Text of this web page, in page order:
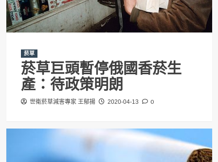
菸草
菸草巨頭暫停俄國香菸生
產：待政策明朗
世衛菸草減害專家 王郁揚 2020-04-13 0